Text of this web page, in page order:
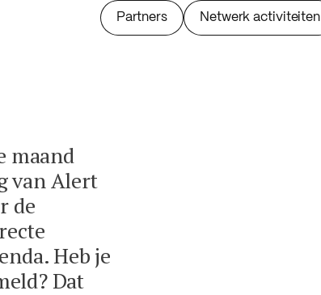
Partners Netwerk activiteiten
maand
van Alert
de
Heb je
Dat